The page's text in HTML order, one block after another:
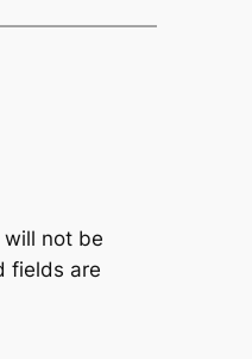
will not be
fields are